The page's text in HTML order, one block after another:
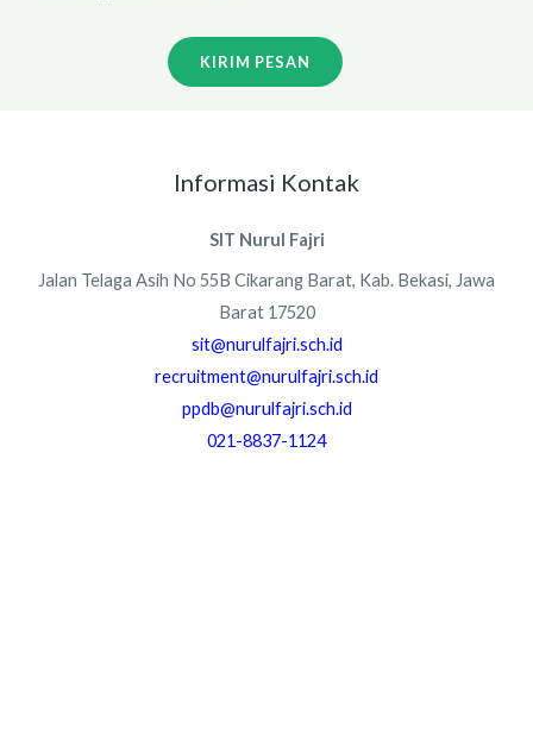
KIRIM PESAN
Informasi Kontak
SIT Nurul Fajri
Jalan Telaga Asih No 55B Cikarang Barat, Kab. Bekasi, Jawa
Barat 17520
sit@nurulfajri.sch.id
recruitment@nurulfajri.sch.id
ppdb@nurulfajri.sch.id
021-8837-1124